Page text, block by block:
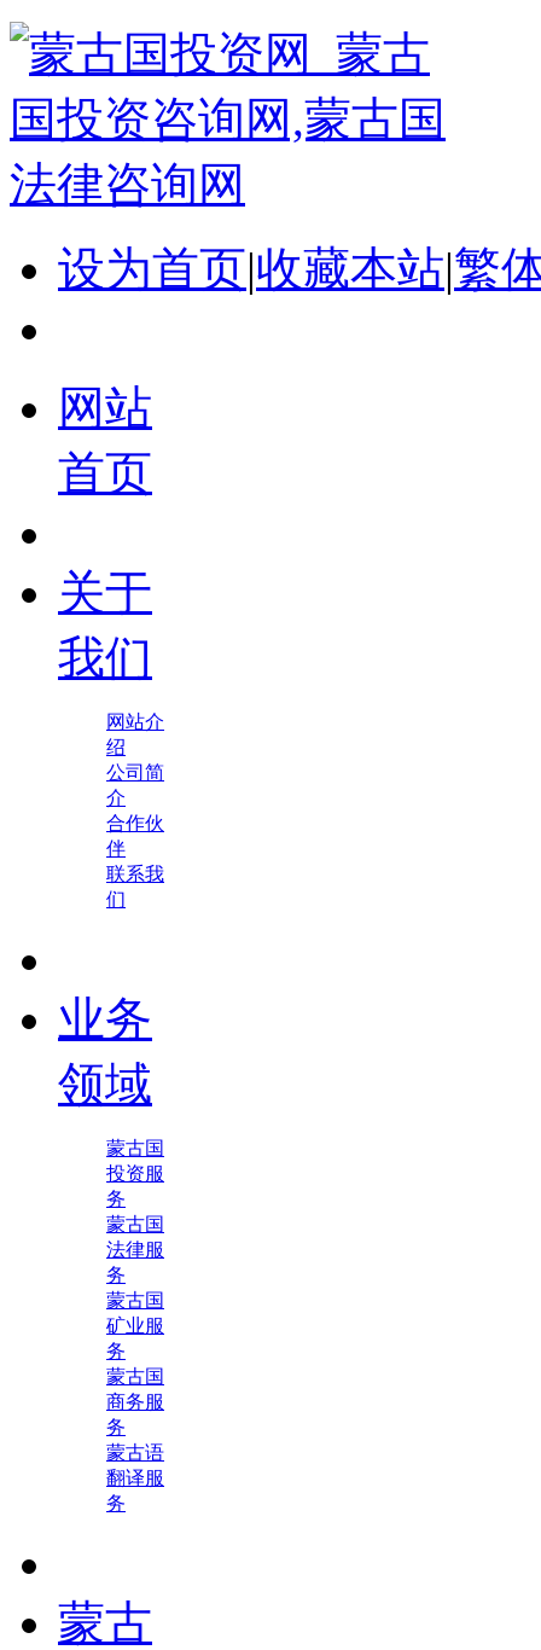
设为首页|收藏本站|繁
网站
首页
关于
我们
网站介
绍
公司简
介
合作伙
伴
联系我
们
业务
领域
蒙古国
投资服
务
蒙古国
法律服
务
蒙古国
矿业服
务
蒙古国
商务服
务
蒙古语
翻译服
务
蒙古